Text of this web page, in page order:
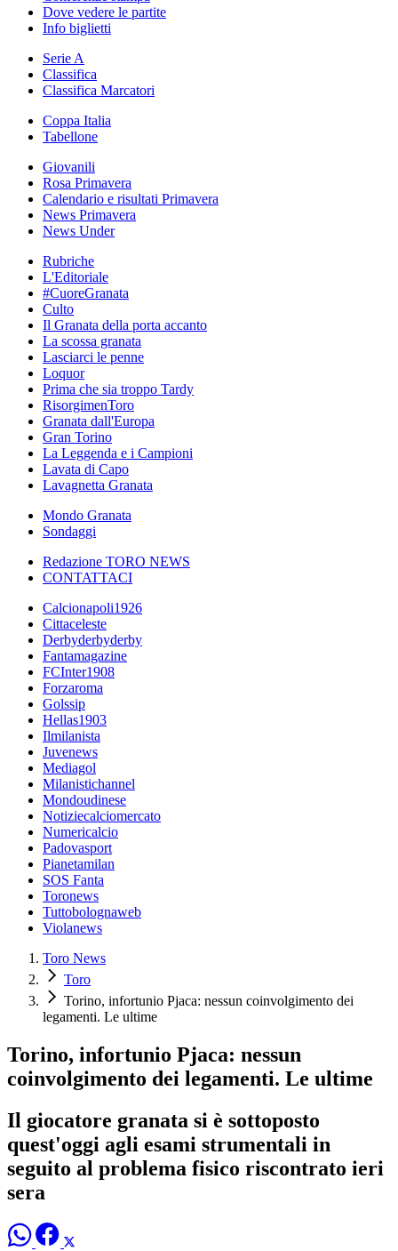
Dove vedere le partite
Info biglietti
Serie A
Classifica
Classifica Marcatori
Coppa Italia
Tabellone
Giovanili
Rosa Primavera
Calendario e risultati Primavera
News Primavera
News Under
Rubriche
L'Editoriale
#CuoreGranata
Culto
Il Granata della porta accanto
La scossa granata
Lasciarci le penne
Loquor
Prima che sia troppo Tardy
RisorgimenToro
Granata dall'Europa
Gran Torino
La Leggenda e i Campioni
Lavata di Capo
Lavagnetta Granata
Mondo Granata
Sondaggi
Redazione TORO NEWS
CONTATTACI
Calcionapoli1926
Cittaceleste
Derbyderbyderby
Fantamagazine
FCInter1908
Forzaroma
Golssip
Hellas1903
Ilmilanista
Juvenews
Mediagol
Milanistichannel
Mondoudinese
Notiziecalciomercato
Numericalcio
Padovasport
Pianetamilan
SOS Fanta
Toronews
Tuttobolognaweb
Violanews
Toro News
Toro
Torino, infortunio Pjaca: nessun coinvolgimento dei
legamenti. Le ultime
Torino, infortunio Pjaca: nessun
coinvolgimento dei legamenti. Le ultime
Il giocatore granata si è sottoposto
quest'oggi agli esami strumentali in
seguito al problema fisico riscontrato ieri
sera